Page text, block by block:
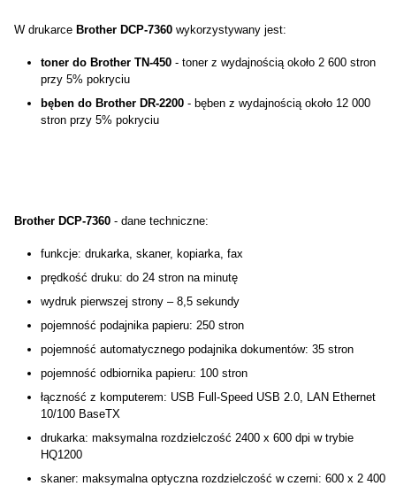
W drukarce Brother DCP-7360wykorzystywany jest:
toner do Brother TN-450 - toner z wydajnością około 2 600 stron
przy 5% pokryciu
bęben do Brother DR-2200 - bęben z wydajnością około 12 000
stron przy 5% pokryciu
Brother DCP-7360- dane techniczne:
funkcje: drukarka, skaner, kopiarka, fax
prędkość druku: do 24 stron na minutę
wydruk pierwszej strony – 8,5 sekundy
pojemność podajnika papieru: 250 stron
pojemność automatycznego podajnika dokumentów: 35 stron
pojemność odbiornika papieru: 100 stron
łączność z komputerem: USB Full-Speed USB 2.0, LAN Ethernet
10/100 BaseTX
drukarka: maksymalna rozdzielczość 2400 x 600 dpi w trybie
HQ1200
skaner: maksymalna optyczna rozdzielczość w czerni: 600 x 2 400